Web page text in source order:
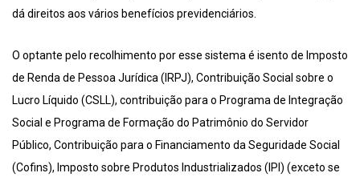
dá direitos aos vários benefícios previdenciários.
O optante pelo recolhimento por esse sistema é isento de Imposto
de Renda de Pessoa Jurídica (IRPJ), Contribuição Social sobre o
Lucro Líquido (CSLL), contribuição para o Programa de Integração
Social e Programa de Formação do Patrimônio do Servidor
Público, Contribuição para o Financiamento da Seguridade Social
(Cofins), Imposto sobre Produtos Industrializados (IPI) (exceto se